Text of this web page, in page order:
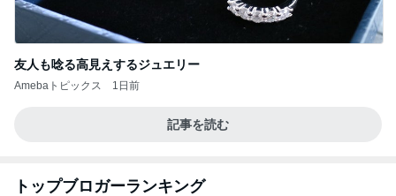
友人も唸る高見えするジュエリー
Amebaトピックス 1日前
記事を読む
トップブロガーランキング